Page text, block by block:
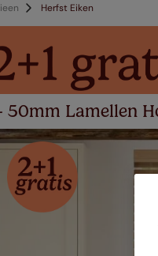
Herfst Eiken
50mm Lamellen